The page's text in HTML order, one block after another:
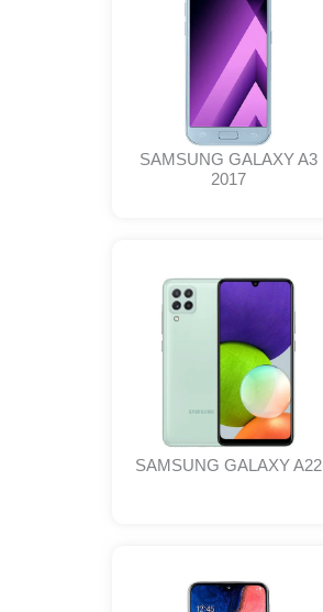
SAMSUNG GALAXY A3
2017
SAMSUNG GALAXY A22